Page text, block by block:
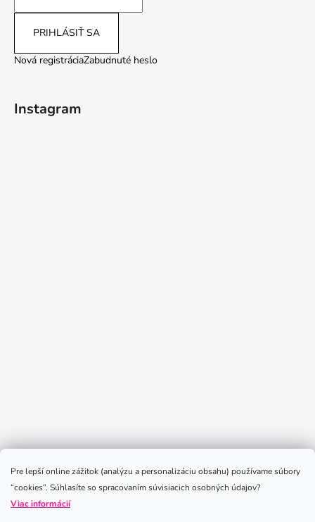
Pre lepší online zážitok (analýzu a personalizáciu obsahu) používame súbory
“cookies”. Súhlasíte so spracovaním súvisiacich osobných údajov?
Viac informácií
PRIHLÁSIŤ SA
Nová registráciaZabudnuté heslo
Instagram
Sledovať na Instagrame